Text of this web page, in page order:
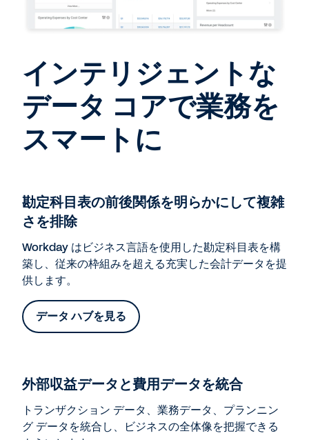
インテリジェントな
データ コアで業務を
スマートに
勘定科目表の前後関係を明らかにして複雑
さを排除
Workday はビジネス言語を使用した勘定科目表を構
築し、従来の枠組みを超える充実した会計データを提
供します。
データ ハブを見る
外部収益データと費用データを統合
トランザクション データ、業務データ、プランニン
グ データを統合し、ビジネスの全体像を把握できる